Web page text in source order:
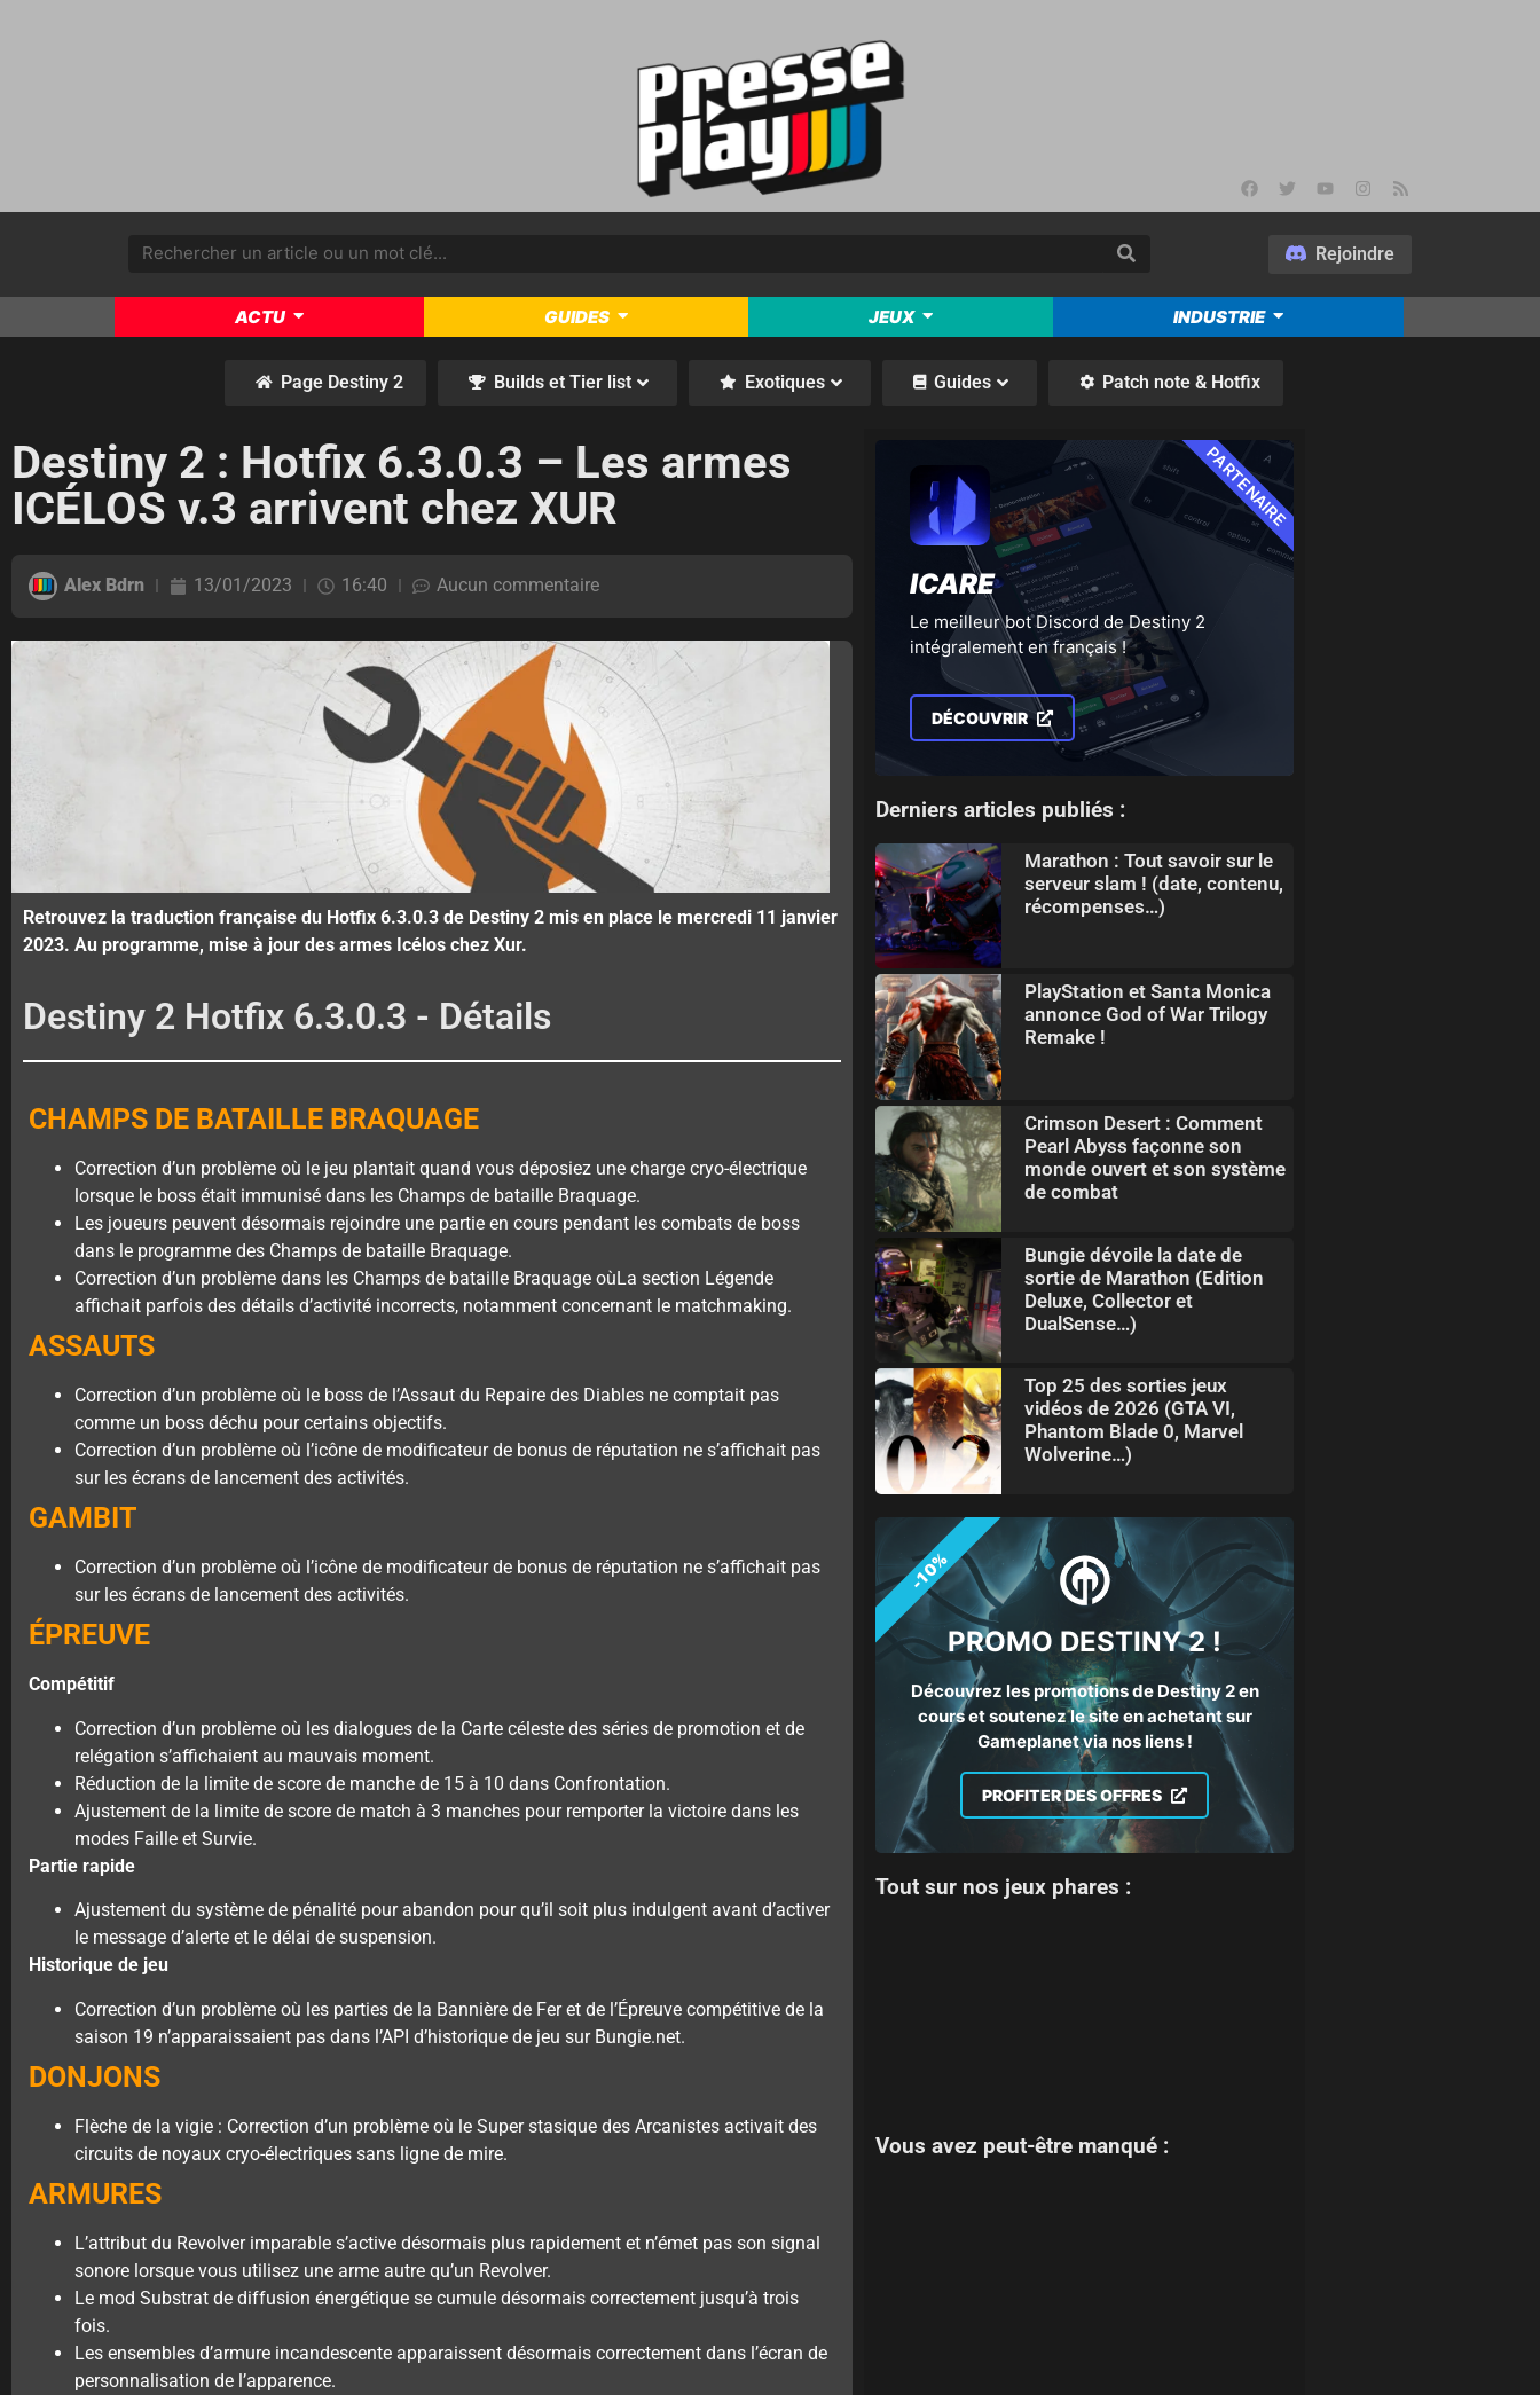
Rejoindre
ACTU GUIDES JEUX INDUSTRIE
Page Destiny 2 Builds et Tier list Exotiques Guides Patch note & Hotfix
Destiny 2 : Hotfix 6.3.0.3 – Les armes
ICÉLOS v.3 arrivent chez XUR
Alex Bdrn 13/01/2023 16:40 Aucun commentaire
Retrouvez la traduction française du Hotfix 6.3.0.3 de Destiny 2 mis en place le mercredi 11 janvier
2023. Au programme, mise à jour des armes Icélos chez Xur.
Destiny 2 Hotfix 6.3.0.3 - Détails
CHAMPS DE BATAILLE BRAQUAGE
Correction d’un problème où le jeu plantait quand vous déposiez une charge cryo-électrique
lorsque le boss était immunisé dans les Champs de bataille Braquage.
Les joueurs peuvent désormais rejoindre une partie en cours pendant les combats de boss
dans le programme des Champs de bataille Braquage.
Correction d’un problème dans les Champs de bataille Braquage oùLa section Légende
affichait parfois des détails d’activité incorrects, notamment concernant le matchmaking.
ASSAUTS
Correction d’un problème où le boss de l’Assaut du Repaire des Diables ne comptait pas
comme un boss déchu pour certains objectifs.
Correction d’un problème où l’icône de modificateur de bonus de réputation ne s’affichait pas
sur les écrans de lancement des activités.
GAMBIT
Correction d’un problème où l’icône de modificateur de bonus de réputation ne s’affichait pas
sur les écrans de lancement des activités.
ÉPREUVE
Compétitif
Correction d’un problème où les dialogues de la Carte céleste des séries de promotion et de
relégation s’affichaient au mauvais moment.
Réduction de la limite de score de manche de 15 à 10 dans Confrontation.
Ajustement de la limite de score de match à 3 manches pour remporter la victoire dans les
modes Faille et Survie.
Partie rapide
Ajustement du système de pénalité pour abandon pour qu’il soit plus indulgent avant d’activer
le message d’alerte et le délai de suspension.
Historique de jeu
Correction d’un problème où les parties de la Bannière de Fer et de l’Épreuve compétitive de la
saison 19 n’apparaissaient pas dans l’API d’historique de jeu sur Bungie.net.
DONJONS
Flèche de la vigie : Correction d’un problème où le Super stasique des Arcanistes activait des
circuits de noyaux cryo-électriques sans ligne de mire.
ARMURES
L’attribut du Revolver imparable s’active désormais plus rapidement et n’émet pas son signal
sonore lorsque vous utilisez une arme autre qu’un Revolver.
Le mod Substrat de diffusion énergétique se cumule désormais correctement jusqu’à trois
fois.
Les ensembles d’armure incandescente apparaissent désormais correctement dans l’écran de
personnalisation de l’apparence.
ICARE
Le meilleur bot Discord de Destiny 2
intégralement en français !
DÉCOUVRIR
PARTENAIRE
Derniers articles publiés :
Marathon : Tout savoir sur le
serveur slam ! (date, contenu,
récompenses…)
PlayStation et Santa Monica
annonce God of War Trilogy
Remake !
Crimson Desert : Comment
Pearl Abyss façonne son
monde ouvert et son système
de combat
Bungie dévoile la date de
sortie de Marathon (Edition
Deluxe, Collector et
DualSense…)
Top 25 des sorties jeux
vidéos de 2026 (GTA VI,
Phantom Blade 0, Marvel
Wolverine…)
PROMO DESTINY 2 !
Découvrez les promotions de Destiny 2 en
cours et soutenez le site en achetant sur
Gameplanet via nos liens !
PROFITER DES OFFRES
-10%
Tout sur nos jeux phares :
Vous avez peut-être manqué :